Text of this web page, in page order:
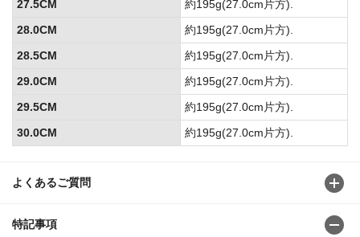
よくあるご質問
特記事項
27.5CM
約195g(27.0cm片方).
28.0CM
約195g(27.0cm片方).
28.5CM
約195g(27.0cm片方).
29.0CM
約195g(27.0cm片方).
29.5CM
約195g(27.0cm片方).
30.0CM
約195g(27.0cm片方).